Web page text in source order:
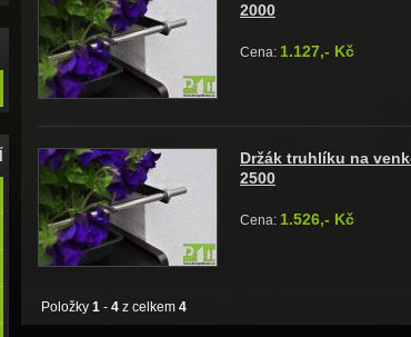
2000
Cena: 1.127,- Kč
Držák truhlíku na
2500
Cena: 1.526,- Kč
Položky 1 - 4 z celkem 4